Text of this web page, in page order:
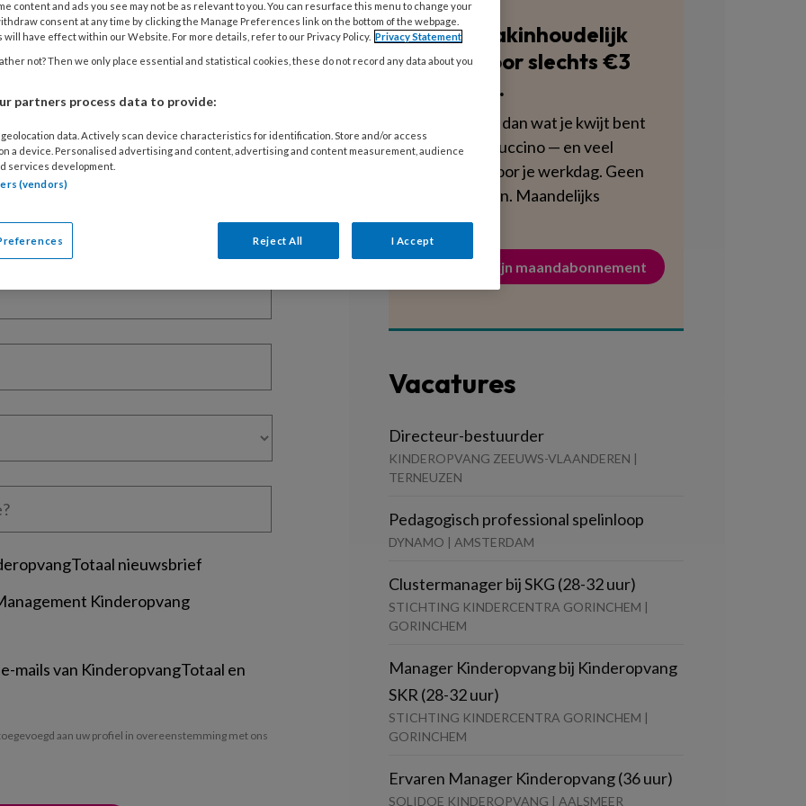
lezen?
lees 2 artikelen gratis per maand
nieuwsbrief
Kinderopvang
mails van KinderopvangTotaal en
aan uw profiel in overeenstemming met ons
Blijf vakinhoudelijk
scherp voor slechts €3
per week.
Dat is minder dan wat je kwijt bent
aan een cappuccino — en veel
voedzamer voor je werkdag. Geen
verplichtingen. Maandelijks
opzegbaar.
Activeer mijn maandabonnement
Vacatures
Directeur-bestuurder
KINDEROPVANG ZEEUWS-VLAANDEREN |
TERNEUZEN
Pedagogisch professional spelinloop
DYNAMO | AMSTERDAM
Clustermanager bij SKG (28-32 uur)
STICHTING KINDERCENTRA GORINCHEM |
GORINCHEM
Manager Kinderopvang bij Kinderopvang
SKR (28-32 uur)
STICHTING KINDERCENTRA GORINCHEM |
GORINCHEM
Ervaren Manager Kinderopvang (36 uur)
SOLIDOE KINDEROPVANG | AALSMEER
content and ads you see may not be as relevant to you. You can resurface this menu to change your
consent at any time by clicking the Manage Preferences link on the bottom of the webpage.
will have effect within our Website. For more details, refer to our Privacy Policy. Privacy Statement
not? Then we only place essential and statistical cookies, these do not record any data about you
partners process data to provide:
data. Actively scan device characteristics for identification. Store and/or access
a device. Personalised advertising and content, advertising and content measurement, audience
services development.
(vendors)
Reject All I Accept